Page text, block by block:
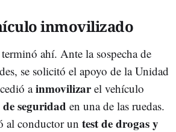
inmovilizado
ahí. Ante la sospecha de
se solicitó el apoyo de la Unidad
ainmovilizarel vehículo
de seguridad en una de las ruedas.
al conductor un test de drogas y